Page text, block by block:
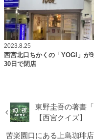
2023.8.25
西宮北口ちかくの「YOGI」が9
30日で閉店
東野圭吾の著書
【西宮クイズ】
苦楽園口にある上島珈琲